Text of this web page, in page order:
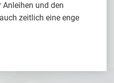
und den
zeitlich eine enge